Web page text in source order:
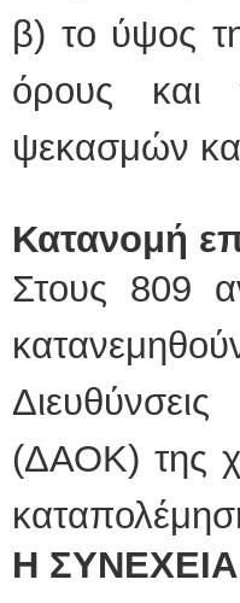
β) το ύψος
όρους και
ψεκασμών
Κατανομή
Στους 809
(ΔΑΟΚ) της
Η